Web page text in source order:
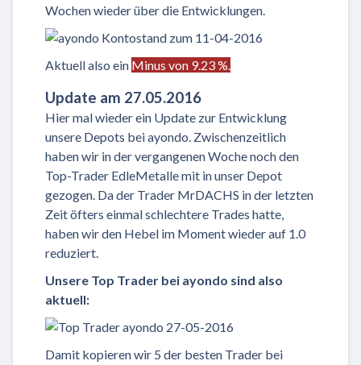
Wochen wieder über die Entwicklungen.
Aktuell also ein Minus von 9.23 %.
Update am 27.05.2016
Hier mal wieder ein Update zur Entwicklung
unsere Depots bei ayondo. Zwischenzeitlich
haben wir in der vergangenen Woche noch den
Top-Trader EdleMetalle mit in unser Depot
gezogen. Da der Trader MrDACHS in der letzten
Zeit öfters einmal schlechtere Trades hatte,
haben wir den Hebel im Moment wieder auf 1.0
reduziert.
Unsere Top Trader bei ayondo sind also
aktuell:
Damit kopieren wir 5 der besten Trader bei